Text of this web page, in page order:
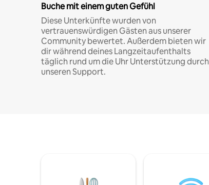
Buche mit einem guten Gefühl
Diese Unterkünfte wurden von
vertrauenswürdigen Gästen aus unserer
Community bewertet. Außerdem bieten wir
dir während deines Langzeitaufenthalts
täglich rund um die Uhr Unterstützung durch
unseren Support.